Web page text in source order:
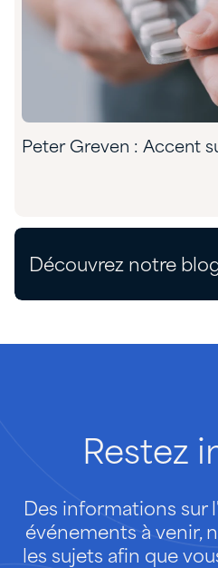
Peter Greven : Accent
Découvrez notre
Restez
Des informations sur
événements à venir,
les sujets afin que